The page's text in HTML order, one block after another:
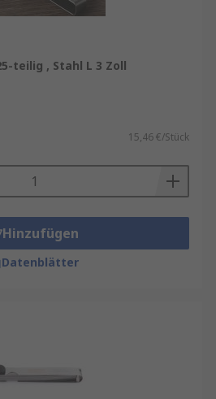
teilig , Stahl L 3 Zoll
15,46 €/Stück
Hinzufügen
Datenblätter